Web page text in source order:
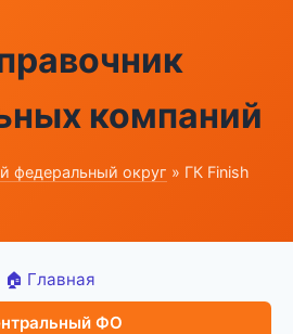
компаний
федеральный округ » ГК Finish
🏠 Главная
ФО